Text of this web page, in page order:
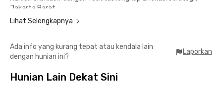
Jakarta Barat.
Dekat Kampus & Perkantoran
Universitas Trisakti, & UKRIDA
📍 30 menit ke area bisnis Sudirman, Gajah Mada, & Kuningan
📍 750 m ke Halte TransJakarta RS Sumber Waras 2
Lihat Selengkapnya
Ada info yang kurang tepat atau kendala lain
dengan hunian ini?
Laporkan
Hunian Lain Dekat Sini